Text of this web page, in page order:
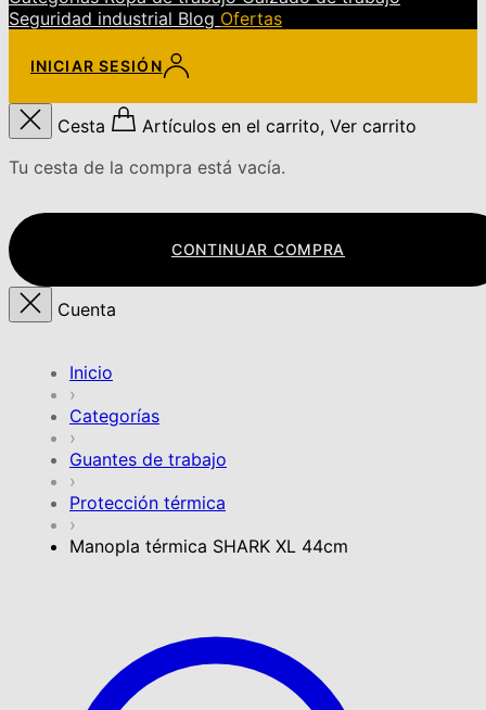
Seguridad industrial Blog Ofertas
INICIAR SESIÓN
Cesta
Artículos en el carrito, Ver carrito
Tu cesta de la compra está vacía.
CONTINUAR COMPRA
Cuenta
Inicio
›
Categorías
›
Guantes de trabajo
›
Protección térmica
›
Manopla térmica SHARK XL 44cm